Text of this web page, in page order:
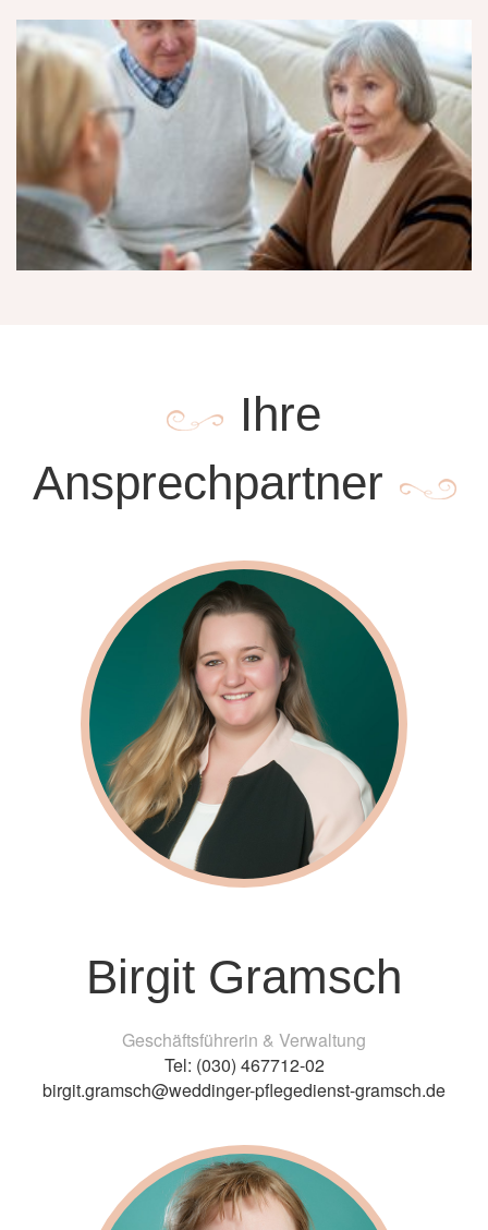
Ihre
Ansprechpartner
Birgit Gramsch
Geschäftsführerin & Verwaltung
Tel: (030) 467712-02
birgit.gramsch@weddinger-pflegedienst-gramsch.de